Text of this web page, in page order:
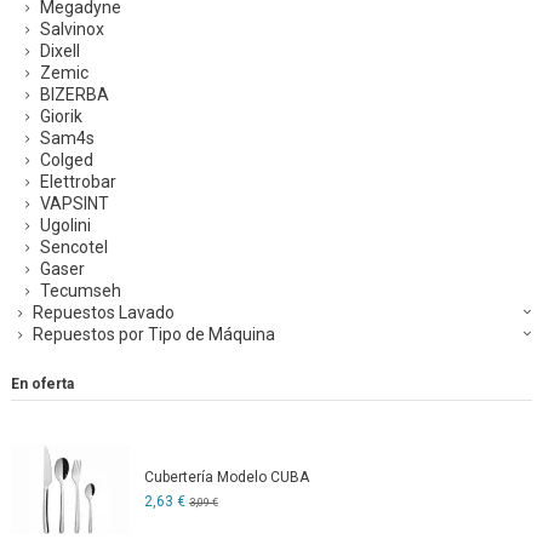
Megadyne
Salvinox
Dixell
Zemic
BIZERBA
Giorik
Sam4s
Colged
Elettrobar
VAPSINT
Ugolini
Sencotel
Gaser
Tecumseh
Repuestos Lavado
Repuestos por Tipo de Máquina
En oferta
Cubertería Modelo CUBA
2,63 € 3,09 €